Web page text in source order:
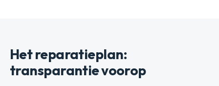
Het reparatieplan:
transparantie voorop